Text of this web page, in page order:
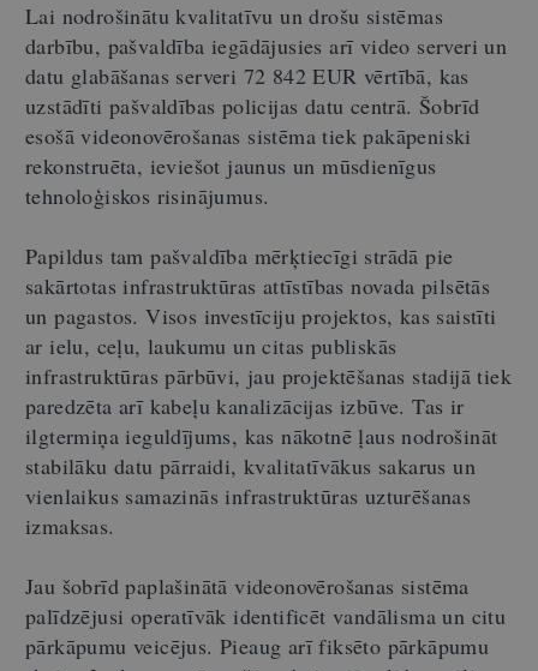
Lai nodrošinātu kvalitatīvu un drošu sistēmas
darbību, pašvaldība iegādājusies arī video serveri un
datu glabāšanas serveri 72 842 EUR vērtībā, kas
uzstādīti pašvaldības policijas datu centrā. Šobrīd
esošā videonovērošanas sistēma tiek pakāpeniski
rekonstruēta, ieviešot jaunus un mūsdienīgus
tehnoloģiskos risinājumus.
Papildus tam pašvaldība mērķtiecīgi strādā pie
sakārtotas infrastruktūras attīstības novada pilsētās
un pagastos. Visos investīciju projektos, kas saistīti
ar ielu, ceļu, laukumu un citas publiskās
infrastruktūras pārbūvi, jau projektēšanas stadijā tiek
paredzēta arī kabeļu kanalizācijas izbūve. Tas ir
ilgtermiņa ieguldījums, kas nākotnē ļaus nodrošināt
stabilāku datu pārraidi, kvalitatīvākus sakarus un
vienlaikus samazinās infrastruktūras uzturēšanas
izmaksas.
Jau šobrīd paplašinātā videonovērošanas sistēma
palīdzējusi operatīvāk identificēt vandālisma un citu
pārkāpumu veicējus. Pieaug arī fiksēto pārkāpumu